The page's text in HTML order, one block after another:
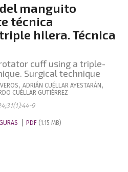
manguito
técnica
hilera. Técnica
cuff using a triple-
Surgical technique
, ADRIÁN CUÉLLAR AYESTARÁN ,
CUÉLLAR GUTIÉRREZ
9
PDF (1.15 MB)